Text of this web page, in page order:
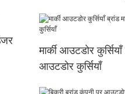
मार्की आउटडोर कुर्सियाँ
आउटडोर कुर्सियाँ